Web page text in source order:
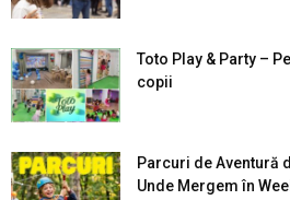
Toto Play & Party –
copii
Parcuri de Aventură
Unde Mergem în